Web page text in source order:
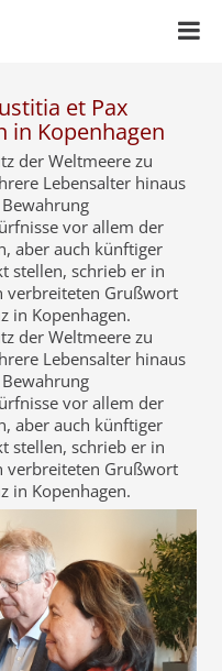
et Pax
in Kopenhagen
der Weltmeere zu
Lebensalter hinaus
vor allem der
aber auch künftiger
stellen, schrieb er in
verbreiteten Grußwort
in Kopenhagen.
der Weltmeere zu
Lebensalter hinaus
vor allem der
aber auch künftiger
stellen, schrieb er in
verbreiteten Grußwort
in Kopenhagen.